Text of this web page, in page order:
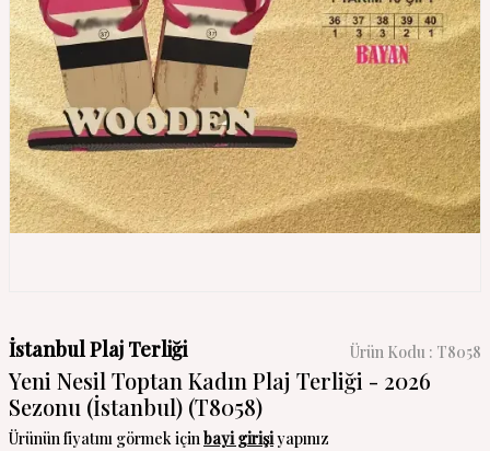
İstanbul Plaj Terliği Ürün Kodu : T8058
Yeni Nesil Toptan Kadın Plaj Terliği - 2026
Sezonu (İstanbul) (T8058)
Ürünün fiyatını görmek içinbayi girişiyapınız